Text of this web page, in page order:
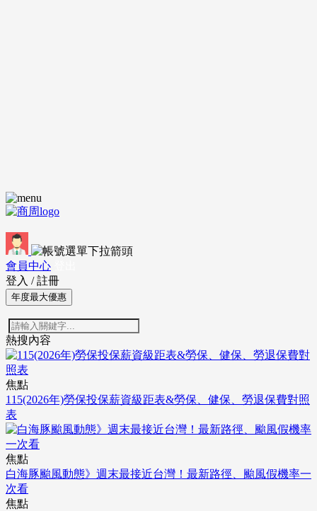
會員中心
登入 / 註冊
年度最大優惠
熱搜內容
焦點
115(2026年)勞保投保薪資級距表&勞保、健保、勞退保費對照
表
焦點
白海豚颱風動態》週末最接近台灣！最新路徑、颱風假機率一
次看
焦點